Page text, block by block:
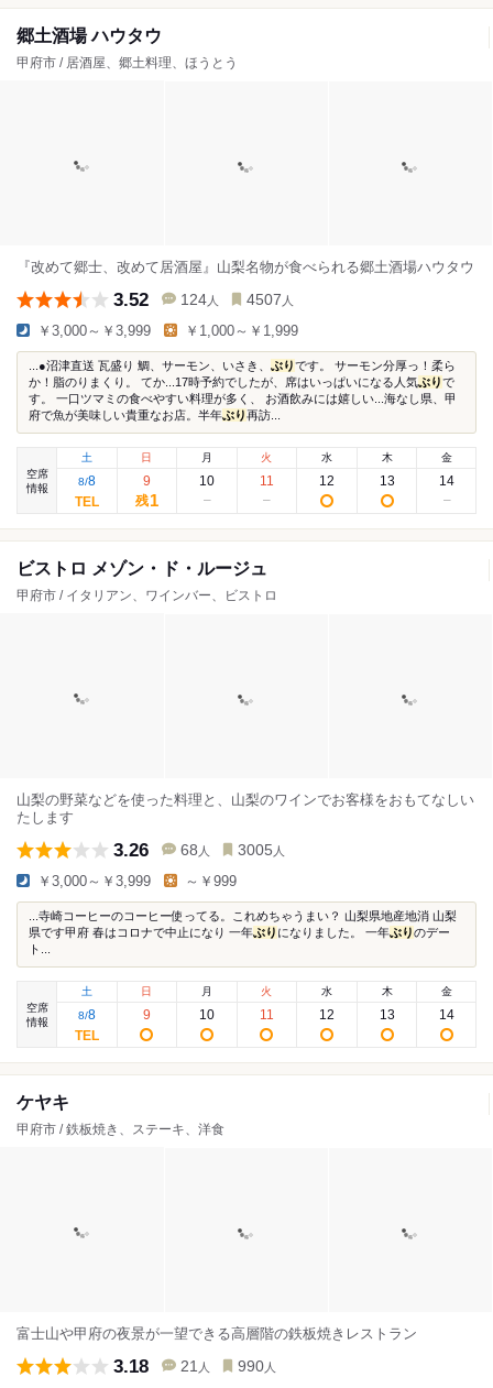
郷土酒場 ハウタウ
甲府市 / 居酒屋、郷土料理、ほうとう
『改めて郷士、改めて居酒屋』山梨名物が食べられる郷土酒場ハウタウ
3.52 124 人 4507 人
￥3,000～￥3,999 ￥1,000～￥1,999
...●沼津直送 瓦盛り 鯛、サーモン、いさき、 ぶりです。 サーモン分厚っ！柔ら
か！脂のりまくり。 てか...17時予約でしたが、席はいっぱいになる人気ぶりで
す。 一口ツマミの食べやすい料理が多く、 お酒飲みには嬉しい...海なし県、甲
府で魚が美味しい貴重なお店。半年ぶり再訪...
空席
情報
土
8/8
日
9
残1
月
10
火
11
水
12
木
13
金
14
ビストロ メゾン・ド・ルージュ
甲府市 / イタリアン、ワインバー、ビストロ
山梨の野菜などを使った料理と、山梨のワインでお客様をおもてなしい
たします
3.26 68 人 3005 人
￥3,000～￥3,999 ～￥999
...寺崎コーヒーのコーヒー使ってる。これめちゃうまい？ 山梨県地産地消 山梨
県です甲府 春はコロナで中止になり 一年ぶり になりました。 一年ぶりのデー
ト...
空席
情報
土
8/8
日
9
月
10
火
11
水
12
木
13
金
14
ケヤキ
甲府市 / 鉄板焼き、ステーキ、洋食
富士山や甲府の夜景が一望できる高層階の鉄板焼きレストラン
3.18 21 人 990 人